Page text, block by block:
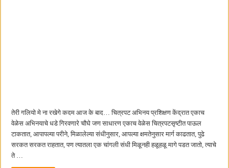
तेरी गलियो मे ना रखेगे कदम आज के बाद… चित्रपट अभिनय प्रशिक्षण केंद्रात एकाच
वेळेस अभिनयाचे धडे गिरवणारे चौघे जण साधारण एकाच वेळेस चित्रपटसृष्टीत पाऊल
टाकतात, आपापल्या परीने, मिळालेल्या संधीनुसार, आपल्या क्षमतेनुसार मार्ग काढतात, पुढे
सरकत सरकत राहतात, पण त्यातला एक चांगली संधी मिळूनही हळूहळू मागे पडत जातो, त्याचे
ते …